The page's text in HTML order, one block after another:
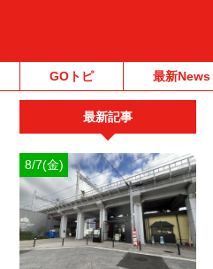
GOトピ 最新News
最新記事
8/7(金)